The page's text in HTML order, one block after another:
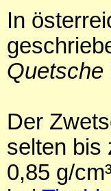
In
Quetsche
Der
selten bis
0,85 g/